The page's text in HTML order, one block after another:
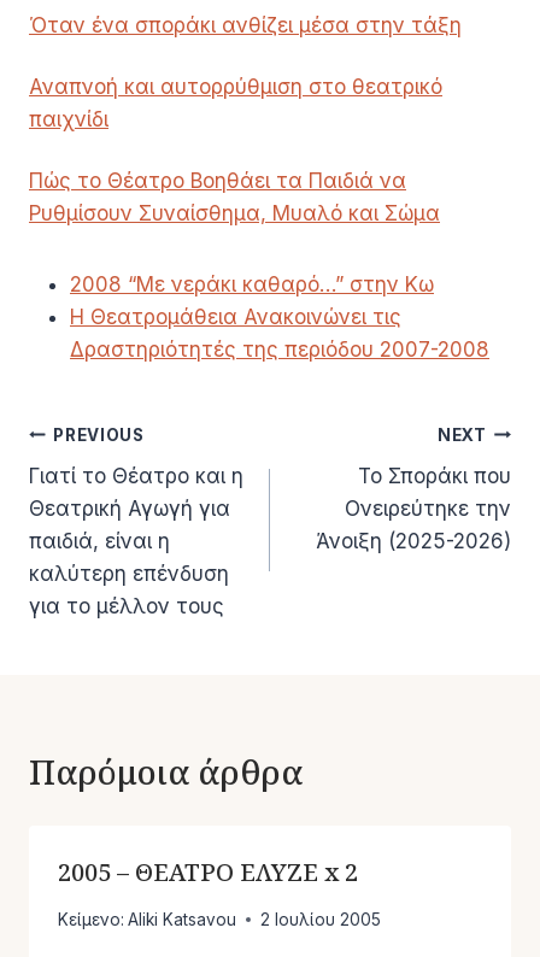
Όταν ένα σποράκι ανθίζει μέσα στην τάξη
Αναπνοή και αυτορρύθμιση στο θεατρικό
παιχνίδι
Πώς το Θέατρο Βοηθάει τα Παιδιά να
Ρυθμίσουν Συναίσθημα, Μυαλό και Σώμα
2008 “Με νεράκι καθαρό…” στην Κω
Η Θεατρομάθεια Ανακοινώνει τις
Δραστηριότητές της περιόδου 2007-2008
Πλοήγηση
άρθρων
PREVIOUS
Γιατί το Θέατρο και η
Θεατρική Αγωγή για
παιδιά, είναι η
καλύτερη επένδυση
για το μέλλον τους
NEXT
Το Σποράκι που
Ονειρεύτηκε την
Άνοιξη (2025-2026)
Παρόμοια άρθρα
2005 – ΘΕΑΤΡΟ ΕΛΥΖΕ x 2
Κείμενο: Aliki Katsavou 2 Ιουλίου 2005